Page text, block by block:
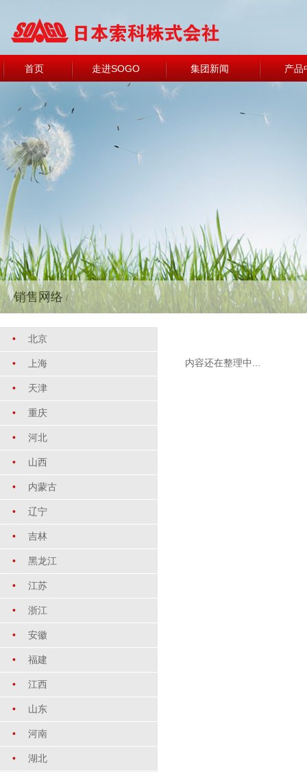
首页 走进SOGO 集团新闻 产品
销售网络 /
• 北京
• 上海
• 天津
• 重庆
• 河北
• 山西
• 内蒙古
• 辽宁
• 吉林
• 黑龙江
• 江苏
• 浙江
• 安徽
• 福建
• 江西
• 山东
• 河南
• 湖北
内容还在整理中...